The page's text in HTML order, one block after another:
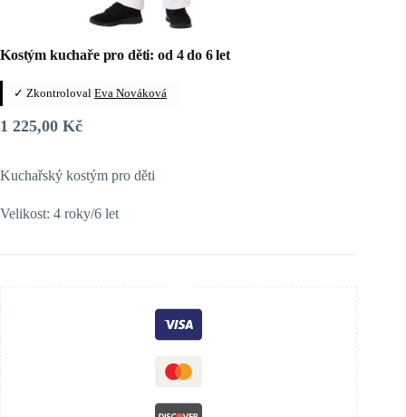
Kostým kuchaře pro děti: od 4 do 6 let
✓ Zkontroloval Eva Nováková
1 225,00 Kč
Kuchařský kostým pro děti
Velikost: 4 roky/6 let